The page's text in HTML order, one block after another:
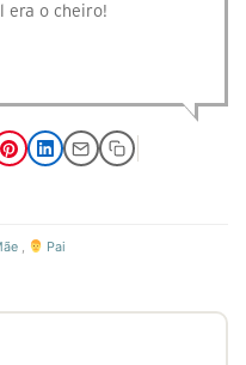
era o cheiro!
, Pai